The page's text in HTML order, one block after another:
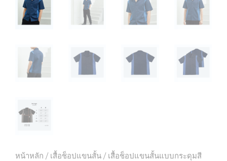
หน้าหลัก / เสื้อช็อปแขนสั้น / เสื้อช็อปแขนสั้นแบบกระดุมสี